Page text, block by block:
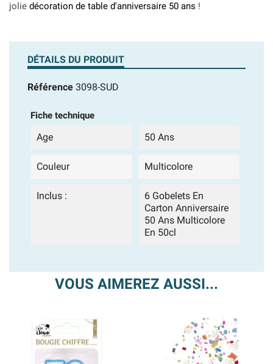
jolie décoration de table d'anniversaire 50 ans !
DÉTAILS DU PRODUIT
Référence 3098-SUD
Fiche technique
Age 50 Ans
Couleur Multicolore
Inclus :
6 Gobelets En
Carton Anniversaire
50 Ans Multicolore
En 50cl
VOUS AIMEREZ AUSSI...